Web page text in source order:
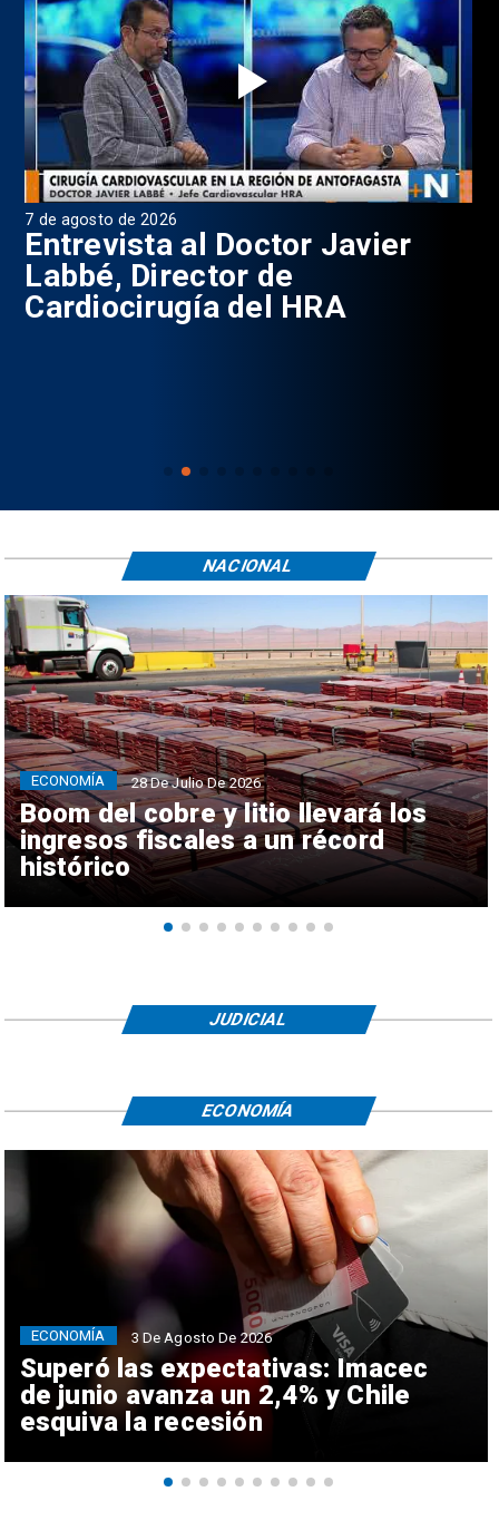
7 de agosto de 2026
Entrevista al Doctor Javier
Labbé, Director de
Cardiocirugía del HRA
Boom del cobre y litio llevará los
ingresos fiscales a un récord
histórico
ECONOMÍA 28 De Julio De 2026
NACIONAL
JUDICIAL
Superó las expectativas: Imacec
de junio avanza un 2,4% y Chile
esquiva la recesión
ECONOMÍA 3 De Agosto De 2026
ECONOMÍA